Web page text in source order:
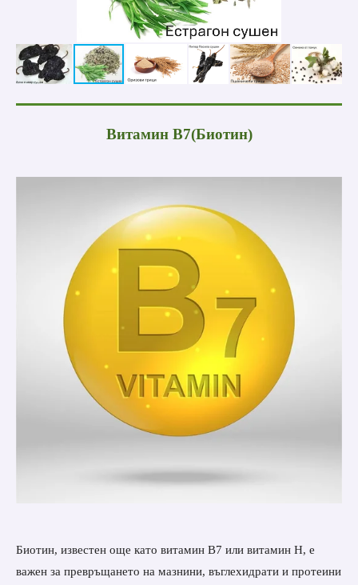
Витамин B7(Биотин)
Биотин, известен още като витамин B7 или витамин H, е
важен за превръщането на мазнини, въглехидрати и протеини